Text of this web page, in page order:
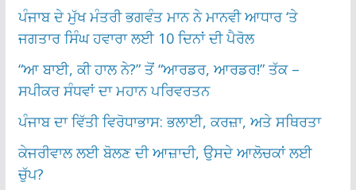
ਪੰਜਾਬ ਦੇ ਮੁੱਖ ਮੰਤਰੀ ਭਗਵੰਤ ਮਾਨ ਨੇ ਮਾਨਵੀ ਆਧਾਰ ‘ਤੇ
ਜਗਤਾਰ ਸਿੰਘ ਹਵਾਰਾ ਲਈ 10 ਦਿਨਾਂ ਦੀ ਪੈਰੋਲ
“ਆ ਬਾਈ, ਕੀ ਹਾਲ ਨੇ?” ਤੋਂ “ਆਰਡਰ, ਆਰਡਰ!” ਤੱਕ –
ਸਪੀਕਰ ਸੰਧਵਾਂ ਦਾ ਮਹਾਨ ਪਰਿਵਰਤਨ
ਪੰਜਾਬ ਦਾ ਵਿੱਤੀ ਵਿਰੋਧਾਭਾਸ: ਭਲਾਈ, ਕਰਜ਼ਾ, ਅਤੇ ਸਥਿਰਤਾ
ਕੇਜਰੀਵਾਲ ਲਈ ਬੋਲਣ ਦੀ ਆਜ਼ਾਦੀ, ਉਸਦੇ ਆਲੋਚਕਾਂ ਲਈ
ਚੁੱਪ?